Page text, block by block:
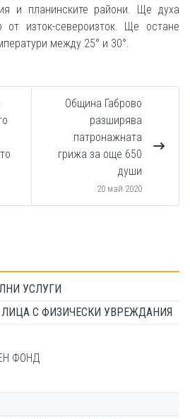
и планинските райони. Ще духа
изток-североизток. Ще остане
между 25° и 30°.
Община Габрово
разширява
патронажната
грижа за още 650
души
20 май 2020
УСЛУГИ
С ФИЗИЧЕСКИ УВРЕЖДАНИЯ
ФОНД